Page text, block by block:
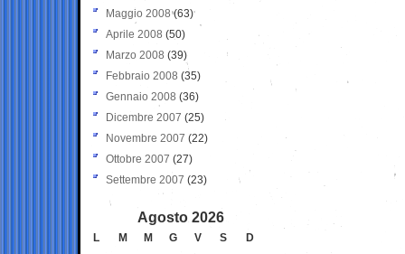
Maggio 2008(63)
Aprile 2008 (50)
Marzo 2008 (39)
Febbraio 2008 (35)
Gennaio 2008 (36)
Dicembre 2007 (25)
Novembre 2007 (22)
Ottobre 2007 (27)
Settembre 2007 (23)
Agosto 2026
L M M G V S
D